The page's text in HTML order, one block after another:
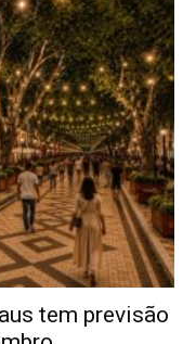
tem previsão